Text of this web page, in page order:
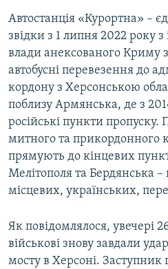
Автостанція «Курортна» –
звідки з 1 липня 2022 року з
влади анексованого Криму
автобусні перевезення до
кордону з Херсонською
поблизу Армянська, де з
російські пункти
митного та прикордонного
прямують до кінцевих
Мелітополя та Бердянська –
місцевих, українських,
Як повідомлялося, увечері
військові знову завдали
мосту в Херсоні. Заступник